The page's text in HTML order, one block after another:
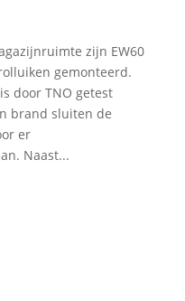
zijn EW60
gemonteerd.
door TNO getest
brand sluiten de
er
Naast...